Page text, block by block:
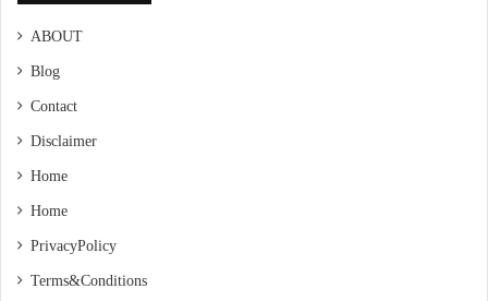
ABOUT
Blog
Contact
Disclaimer
Home
Home
Privacy Policy
Terms & Conditions